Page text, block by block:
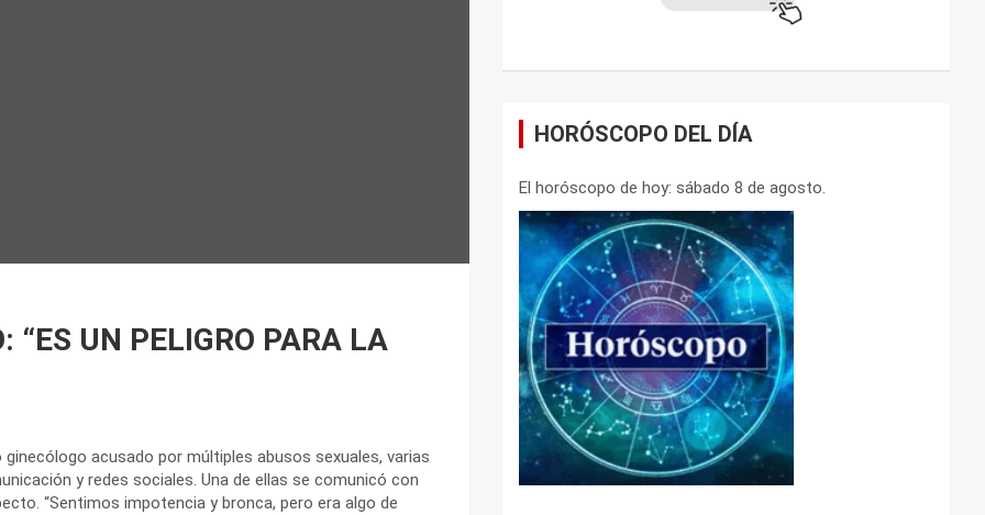
“ES UN PELIGRO PARA LA
acusado por múltiples abusos sexuales, varias
y redes sociales. Una de ellas se comunicó con
“Sentimos impotencia y bronca, pero era algo de
HORÓSCOPO DEL DÍA
El horóscopo de hoy: sábado 8 de agosto.